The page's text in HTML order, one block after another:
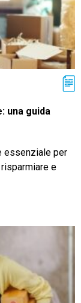
una guida
essenziale per
e